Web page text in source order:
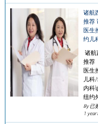
诸航
推荐
医生
约儿
诸航
推荐
医生
儿科
内科
纽约
By 已
1